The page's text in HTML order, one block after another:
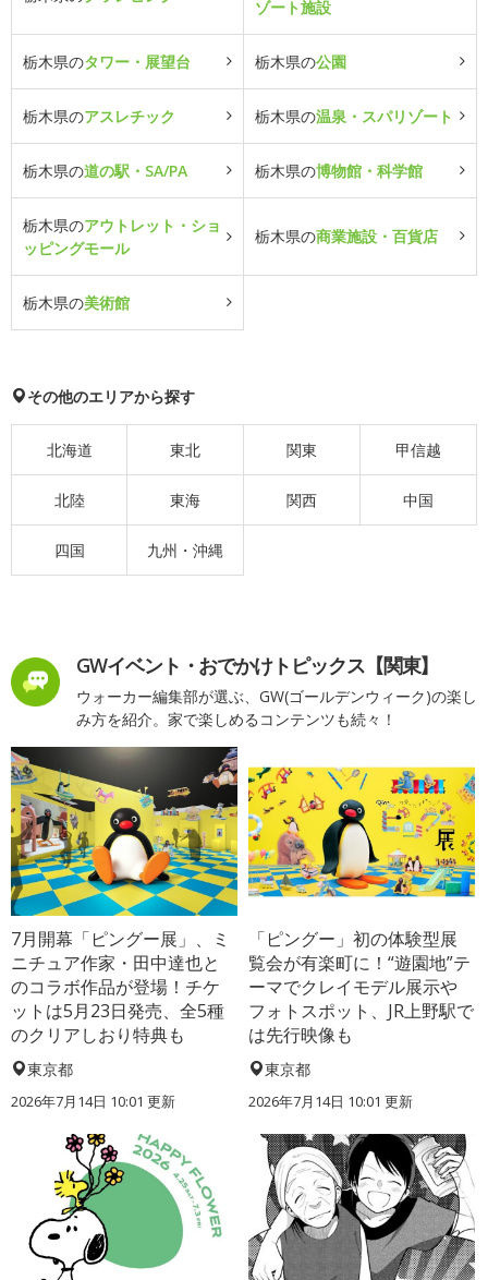
ゾート施設
栃木県のタワー・展望台 栃木県の公園
栃木県のアスレチック 栃木県の温泉・スパリゾート
栃木県の道の駅・SA/PA 栃木県の博物館・科学館
栃木県のアウトレット・ショ
ッピングモール
栃木県の商業施設・百貨店
栃木県の美術館
その他のエリアから探す
北海道 東北 関東 甲信越
北陸 東海 関西 中国
四国 九州・沖縄
GWイベント・おでかけトピックス【関東】
ウォーカー編集部が選ぶ、GW(ゴールデンウィーク)の楽し
み方を紹介。家で楽しめるコンテンツも続々！
7月開幕「ピングー展」、ミ
ニチュア作家・田中達也と
のコラボ作品が登場！チケ
ットは5月23日発売、全5種
のクリアしおり特典も
東京都
2026年7月14日 10:01 更新
「ピングー」初の体験型展
覧会が有楽町に！“遊園地”テ
ーマでクレイモデル展示や
フォトスポット、JR上野駅で
は先行映像も
東京都
2026年7月14日 10:01 更新